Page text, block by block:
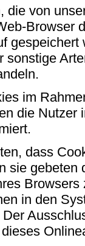
die von
Browser
sonstige
im
die Nutzer
dass
sie gebeten
Browsers
in den